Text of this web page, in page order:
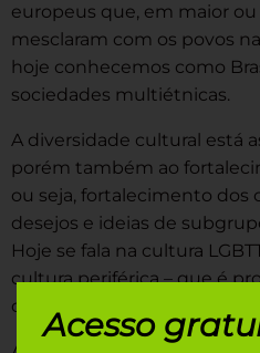
europeus que, em maior ou
mesclaram com os povos
hoje conhecemos como
sociedades multiétnicas.
A diversidade cultural está
porém também ao
ou seja, fortalecimento dos
desejos e ideias de
Hoje se fala na cultura
cultura periférica – que é
centros urbanos – e por aí
Acesso